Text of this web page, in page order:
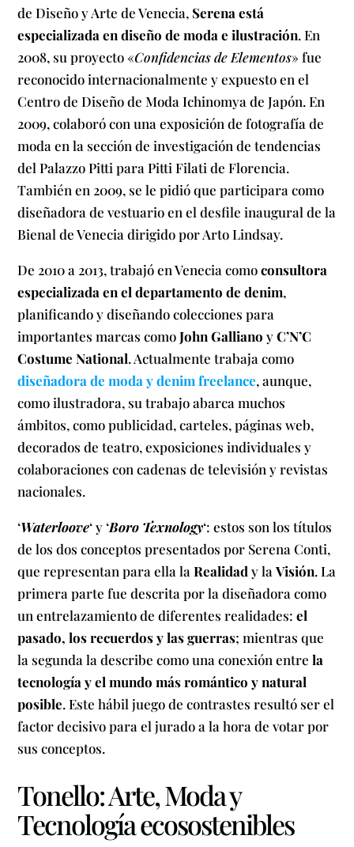
de Diseño y Arte de Venecia, Serena está
especializada en diseño de moda e ilustración. En
2008, su proyecto «Confidencias de Elementos» fue
reconocido internacionalmente y expuesto en el
Centro de Diseño de Moda Ichinomya de Japón. En
2009, colaboró con una exposición de fotografía de
moda en la sección de investigación de tendencias
del Palazzo Pitti para Pitti Filati de Florencia.
También en 2009, se le pidió que participara como
diseñadora de vestuario en el desfile inaugural de la
Bienal de Venecia dirigido por Arto Lindsay.
De 2010 a 2013, trabajó en Venecia comoconsultora
especializada en el departamento de denim,
planificando y diseñando colecciones para
importantes marcas comoJohn Galliano yC’N’C
Costume National. Actualmente trabaja como
diseñadora de moda y denim freelance, aunque,
como ilustradora, su trabajo abarca muchos
ámbitos, como publicidad, carteles, páginas web,
decorados de teatro, exposiciones individuales y
colaboraciones con cadenas de televisión y revistas
nacionales.
‘Waterloove‘ y ‘Boro Texnology‘: estos son los títulos
de los dos conceptos presentados por Serena Conti,
que representan para ella laRealidady laVisión. La
primera parte fue descrita por la diseñadora como
un entrelazamiento de diferentes realidades:el
pasado, los recuerdos y las guerras; mientras que
la segunda la describe como una conexión entrela
tecnología y el mundo más romántico y natural
posible. Este hábil juego de contrastes resultó ser el
factor decisivo para el jurado a la hora de votar por
sus conceptos.
Tonello: Arte, Moda y
Tecnología ecosostenibles